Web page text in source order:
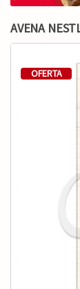
AVENA
OFERTA